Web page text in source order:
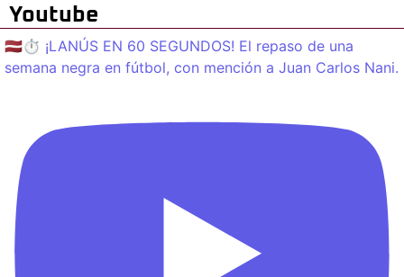
Youtube
🇱🇻⏱️ ¡LANÚS EN 60 SEGUNDOS! El repaso de una
semana negra en fútbol, con mención a Juan Carlos Nani.